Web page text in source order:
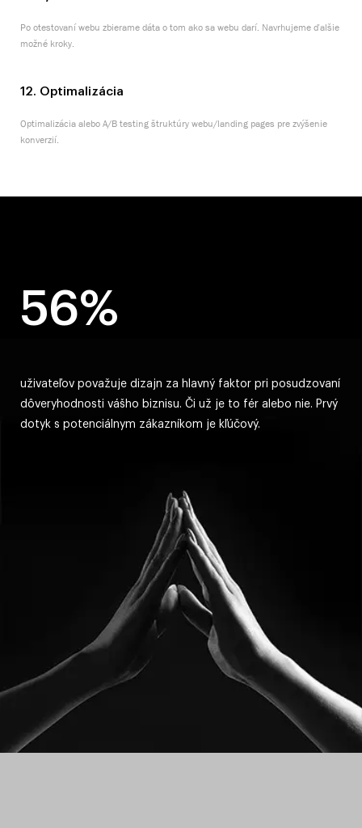
Po otestovaní webu zbierame dáta o tom ako sa webu darí. Navrhujeme ďalšie
možné kroky.
12. Optimalizácia
Optimalizácia alebo A/B testing štruktúry webu/landing pages pre zvýšenie
konverzií.
56%
uživateľov považuje dizajn za hlavný faktor pri posudzovaní
dôveryhodnosti vášho biznisu. Či už je to fér alebo nie. Prvý
dotyk s potenciálnym zákazníkom je kľúčový.